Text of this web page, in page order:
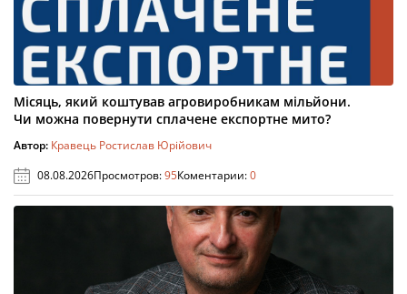
Місяць, який коштував агровиробникам мільйони.
Чи можна повернути сплачене експортне мито?
Автор: Кравець Ростислав Юрійович
08.08.2026Просмотров:95Коментарии:0